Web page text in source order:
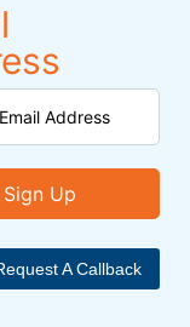
Sign Up
A Callback